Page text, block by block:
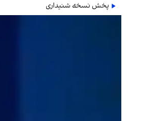
پخش نسخه شنیداری